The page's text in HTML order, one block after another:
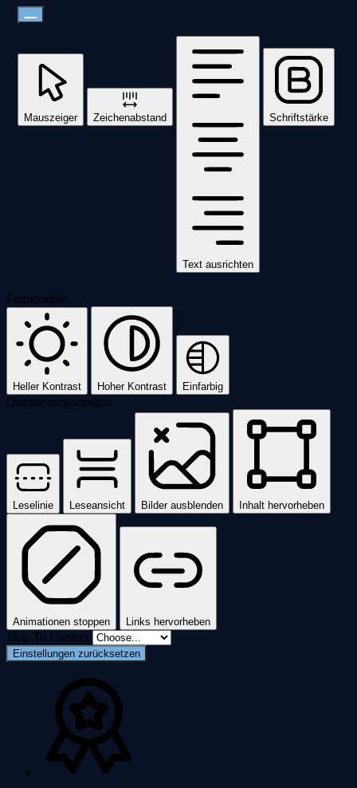
Mauszeiger Zeichenabstand
Text ausrichten
Schriftstärke
Farbmodule
Heller Kontrast Hoher Kontrast Einfarbig
Orientierungsmodule
Leselinie Leseansicht Bilder ausblenden Inhalt hervorheben
Animationen stoppen Links hervorheben
Skip To Content
Einstellungen zurücksetzen